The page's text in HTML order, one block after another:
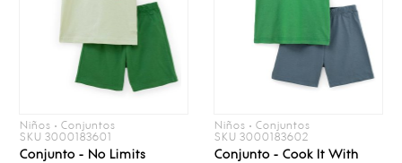
Niños • Conjuntos
SKU 3000183601
Conjunto - No Limits
Niños • Conjuntos
SKU 3000183602
Conjunto - Cook It With